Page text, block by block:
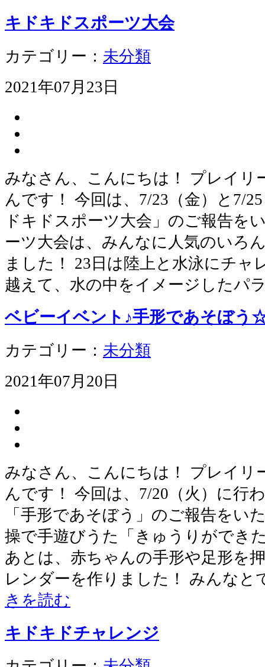
キドキドスポーツ大会
カテゴリー： 未分類
2021年07月23日
みなさん、こんにちは！ プレイリ
んです！ 今回は、7/23（金）と7/
ドキドスポーツ大会」のご報告を
ーツ大会は、みんなに人気のいろ
ました！ 23日は陸上と水泳にチャ
越えて、水の中をイメージしたパ
ベビーイベント♪手形であそぼう
カテゴリー： 未分類
2021年07月20日
みなさん、こんにちは！ プレイリ
んです！ 今回は、7/20（火）に行
「手形であそぼう」のご報告をい
操で手遊びうた「きゅうりができ
あとは、赤ちゃんの手形や足形を
レンダーを作りました！ みんな
きを読む
キドキドチャレンジ